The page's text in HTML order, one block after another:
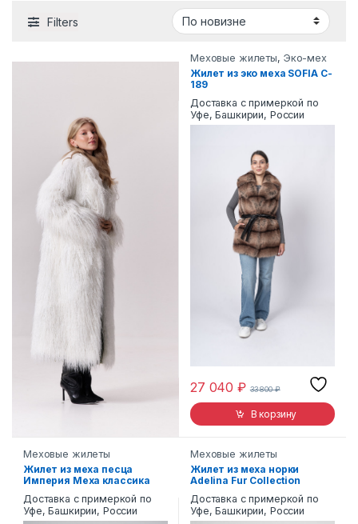
Filters
Меховые жилеты, Эко-мех
Жилет из эко меха SOFIA C-
189
Доставка с примеркой по
Уфе, Башкирии, России
27 040₽ 33 800₽
В корзину
Меховые жилеты
Жилет из меха песца
Империя Меха классика
Доставка с примеркой по
Уфе, Башкирии, России
Меховые жилеты
Жилет из меха норки
Adelina Fur Collection
Доставка с примеркой по
Уфе, Башкирии, России